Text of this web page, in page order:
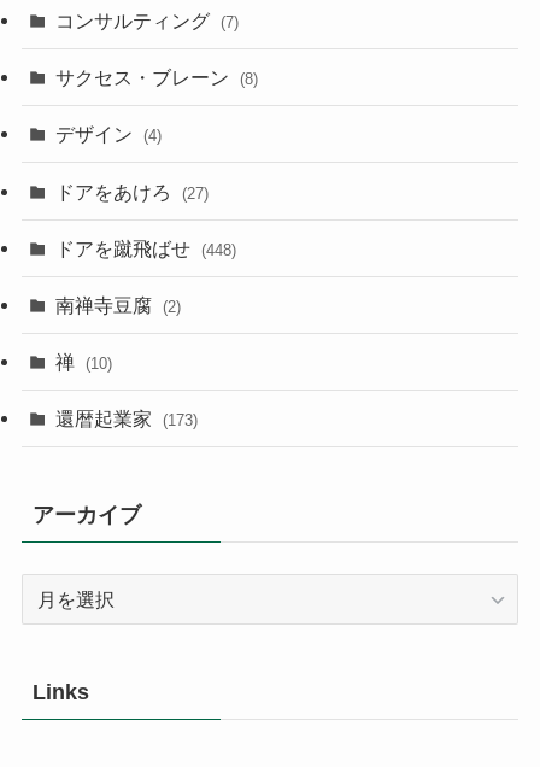
コンサルティング (7)
サクセス・ブレーン (8)
デザイン (4)
ドアをあけろ (27)
ドアを蹴飛ばせ (448)
南禅寺豆腐 (2)
禅 (10)
還暦起業家 (173)
アーカイブ
Links